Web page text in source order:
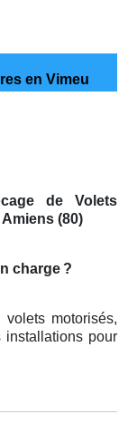
en Vimeu
de Volets
(80)
charge ?
motorisés,
installations pour